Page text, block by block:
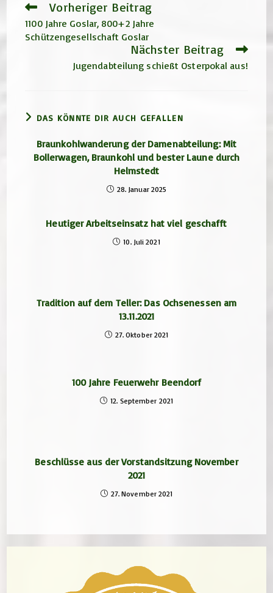
Weitere
ansehen
Vorheriger Beitrag
1100 Jahre Goslar, 800+2 Jahre
Schützengesellschaft Goslar
Nächster Beitrag
Jugendabteilung schießt Osterpokal aus!
DAS KÖNNTE DIR AUCH GEFALLEN
Braunkohlwanderung der Damenabteilung: Mit
Bollerwagen, Braunkohl und bester Laune durch
Helmstedt
28. Januar 2025
Heutiger Arbeitseinsatz hat viel geschafft
10. Juli 2021
Tradition auf dem Teller: Das Ochsenessen am
13.11.2021
27. Oktober 2021
100 Jahre Feuerwehr Beendorf
12. September 2021
Beschlüsse aus der Vorstandsitzung November
2021
27. November 2021